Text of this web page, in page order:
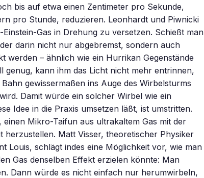
bis auf etwa einen Zentimeter pro Sekunde,
pro Stunde, reduzieren. Leonhardt und Piwnicki
Gas in Drehung zu versetzen. Schießt man
darin nicht nur abgebremst, sondern auch
werden – ähnlich wie ein Hurrikan Gegenstände
genug, kann ihm das Licht nicht mehr entrinnen,
gewissermaßen ins Auge des Wirbelsturms
Damit würde ein solcher Wirbel wie ein
Idee in die Praxis umsetzen läßt, ist umstritten.
Mikro-Taifun aus ultrakaltem Gas mit der
herzustellen. Matt Visser, theoretischer Physiker
Louis, schlägt indes eine Möglichkeit vor, wie man
Gas denselben Effekt erzielen könnte: Man
Dann würde es nicht einfach nur herumwirbeln,